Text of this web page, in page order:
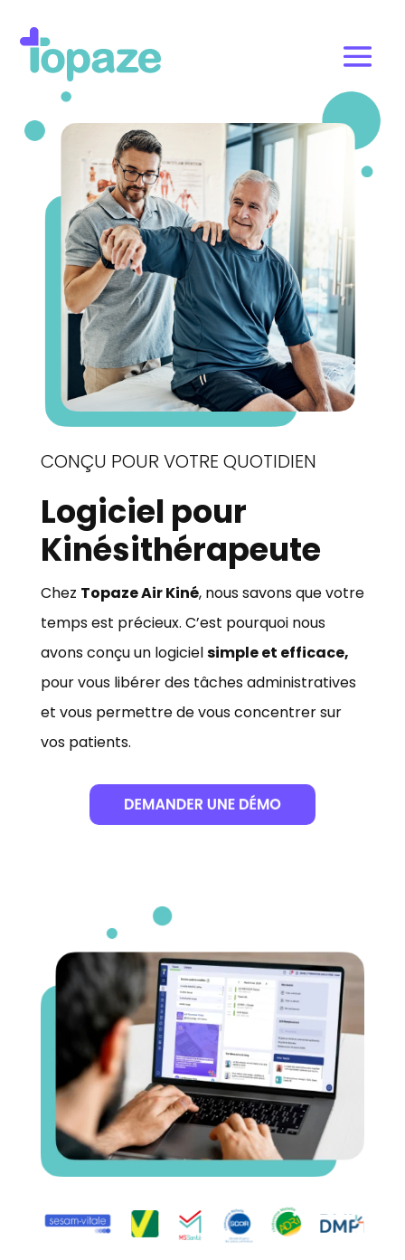
CONÇU POUR VOTRE QUOTIDIEN
Logiciel pour
Kinésithérapeute
Chez Topaze Air Kiné, nous savons que votre
temps est précieux. C’est pourquoi nous
avons conçu un logicielsimple et efficace,
pour vous libérer des tâches administratives
et vous permettre de vous concentrer sur
vos patients.